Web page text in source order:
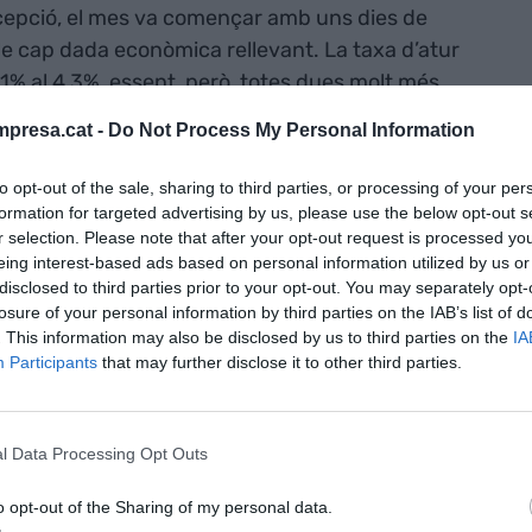
- Do Not Process My Personal Information
opt-out of the sale, sharing to third parties, or processing of your
for targeted advertising by us, please use the below opt-out
selection. Please note that after your opt-out request is processed
interest-based ads based on personal information utilized by us
to third parties prior to your opt-out. You may separately
of your personal information by third parties on the IAB’s list of
This information may also be disclosed by us to third parties on the
Participants that may further disclose it to other third parties.
Data Processing Opt Outs
opt-out of the Sharing of my personal data.
el mes va començar amb uns dies de
cap dada econòmica rellevant. La taxa d’atur
al 4,3%, essent, però, totes dues molt més
i corresponent plenament ambdues amb dades
estat recuperades dins del mateix mes. Per als
suposat volatilitat i prou, mentre que si algun
i ha venut, ha tingut una pèrdua de
cura inversora especial al mes d’agost.
ha una
molts
la seva
els
mercats